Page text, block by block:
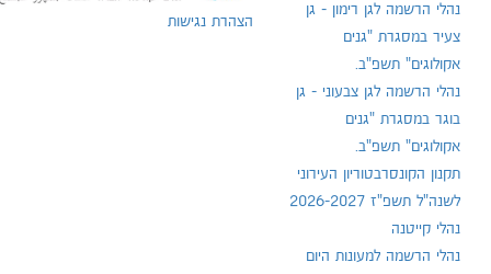
נהלי הרשמה לגן רימון - גן
צעיר במסגרת "גנים
אקולוגים" תשפ"ב.
נהלי הרשמה לגן צבעוני - גן
בוגר במסגרת "גנים
אקולוגים" תשפ"ב.
תקנון הקונסרבטוריון העירוני
לשנה"ל תשפ"ז 2026-2027
נהלי קייטנה
נהלי הרשמה למעונות היום
הצהרת נגישות